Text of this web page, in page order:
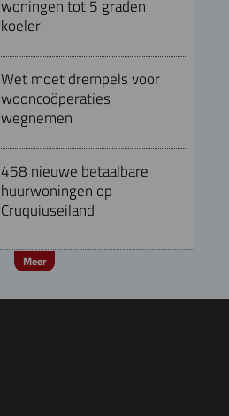
woningen tot 5 graden
koeler
Wet moet drempels voor
wooncoöperaties
wegnemen
458 nieuwe betaalbare
huurwoningen op
Cruquiuseiland
Meer